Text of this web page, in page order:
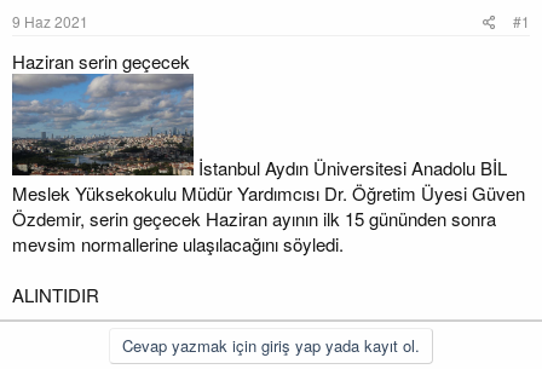
b
a
ş
l
a
t
a
n
ç
t
a
r
i
h
i
9 Haz 2021 #1
Haziran serin geçecek
İstanbul Aydın Üniversitesi Anadolu BİL
Meslek Yüksekokulu Müdür Yardımcısı Dr. Öğretim Üyesi Güven
Özdemir, serin geçecek Haziran ayının ilk 15 gününden sonra
mevsim normallerine ulaşılacağını söyledi.
ALINTIDIR
Cevap yazmak için giriş yap yada kayıt ol.